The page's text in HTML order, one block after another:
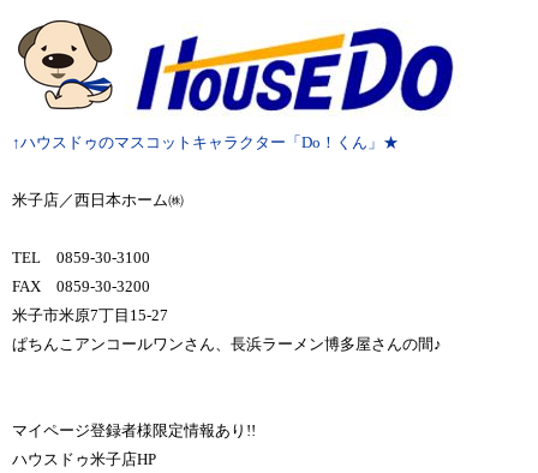
↑ハウスドゥのマスコットキャラクター「Do！くん」★
米子店／西日本ホーム㈱
TEL 0859-30-3100
FAX 0859-30-3200
米子市米原7丁目15-27
ぱちんこアンコールワンさん、長浜ラーメン博多屋さんの間♪
マイページ登録者様限定情報あり!!
ハウスドゥ米子店HP